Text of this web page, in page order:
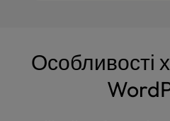
Особливості